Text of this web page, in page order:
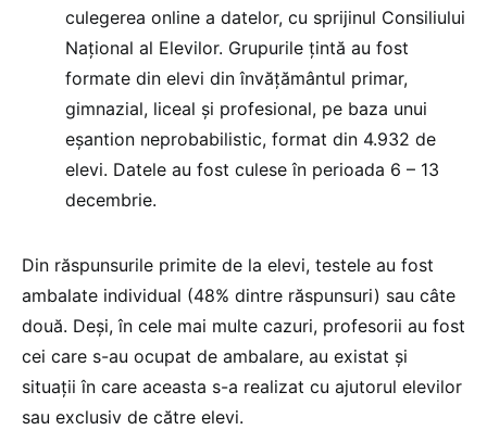
culegerea online a datelor, cu sprijinul Consiliului
Național al Elevilor. Grupurile țintă au fost
formate din elevi din învățământul primar,
gimnazial, liceal și profesional, pe baza unui
eșantion neprobabilistic, format din 4.932 de
elevi. Datele au fost culese în perioada 6 – 13
decembrie.
Din răspunsurile primite de la elevi, testele au fost
ambalate individual (48% dintre răspunsuri) sau câte
două. Deși, în cele mai multe cazuri, profesorii au fost
cei care s-au ocupat de ambalare, au existat și
situații în care aceasta s-a realizat cu ajutorul elevilor
sau exclusiv de către elevi.